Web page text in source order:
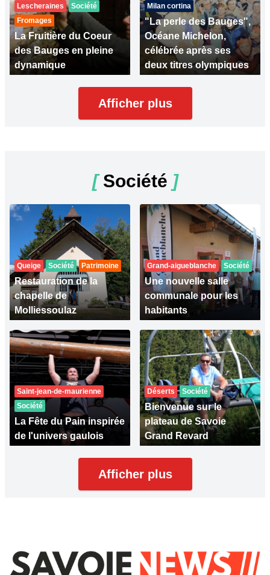
Lescheraines
Société
Fromages
La Fruitière du Coeur
des Bauges en pleine
dynamique
Milan cortina
"La perle des Bauges",
Océane Michelon,
célébrée après ses
deux titres olympiques
Afficher plus
[Société ]
Queige Société Patrimoine
Restauration de la
chapelle de
Molliessoulaz
Grand-aigueblanche Société
Une nouvelle salle
communale pour les
habitants
Saint-jean-de-maurienne
Société
La Fête du Pain inspirée
de l'univers gaulois
Déserts Société
Bienvenue sur le
plateau de Savoie
Grand Revard
Afficher plus